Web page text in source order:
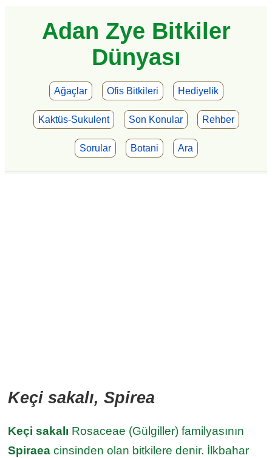
Adan Zye Bitkiler
Dünyası
Ağaçlar Ofis Bitkileri Hediyelik
Kaktüs-Sukulent Son Konular Rehber
Sorular Botani Ara
Keçi sakalı, Spirea
Keçi sakalı Rosaceae (Gülgiller) familyasının
Spiraea cinsinden olan bitkilere denir. İlkbahar